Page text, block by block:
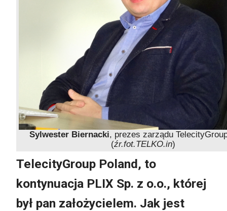
Sylwester Biernacki, prezes zarządu
(źr.fot.TELKO.in)
TelecityGroup Poland, to
kontynuacja PLIX Sp. z o.o., której
był pan założycielem. Jak jest